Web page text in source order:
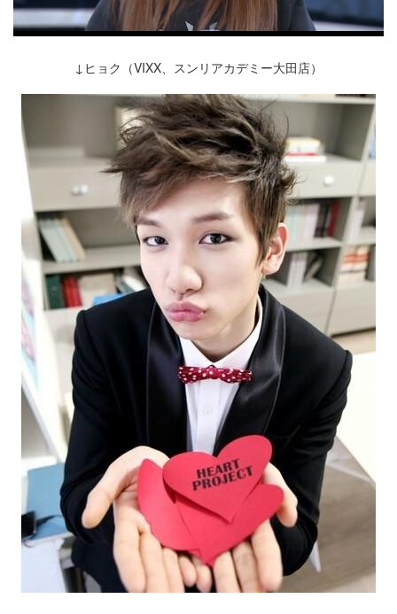
↓ヒョク（VIXX、スンリアカデミー大田店）